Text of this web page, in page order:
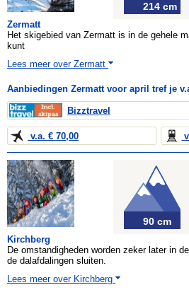
Zermatt
Het skigebied van Zermatt is in de gehele
kunt
Lees meer over Zermatt
214 cm
Aanbiedingen Zermatt voor april tref je
Bizztravel
v.a. € 70,00
Kirchberg
De omstandigheden worden zeker later in
de dalafdalingen sluiten.
Lees meer over Kirchberg
90 cm